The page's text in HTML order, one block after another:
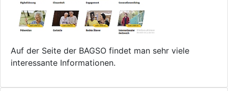
Auf der Seite der BAGSO findet man sehr viele
interessante Informationen.